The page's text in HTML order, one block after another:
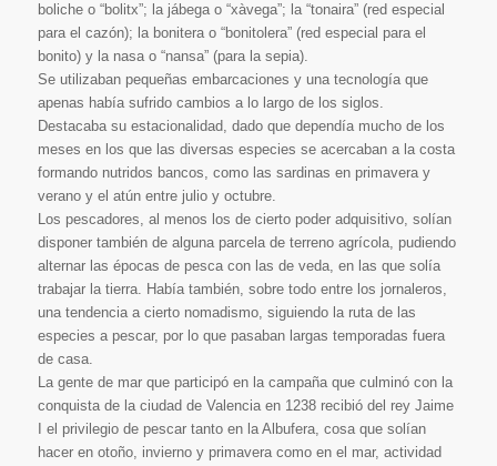
boliche o “bolitx”; la jábega o “xàvega”; la “tonaira” (red especial
para el cazón); la bonitera o “bonitolera” (red especial para el
bonito) y la nasa o “nansa” (para la sepia).
Se utilizaban pequeñas embarcaciones y una tecnología que
apenas había sufrido cambios a lo largo de los siglos.
Destacaba su estacionalidad, dado que dependía mucho de los
meses en los que las diversas especies se acercaban a la costa
formando nutridos bancos, como las sardinas en primavera y
verano y el atún entre julio y octubre.
Los pescadores, al menos los de cierto poder adquisitivo, solían
disponer también de alguna parcela de terreno agrícola, pudiendo
alternar las épocas de pesca con las de veda, en las que solía
trabajar la tierra. Había también, sobre todo entre los jornaleros,
una tendencia a cierto nomadismo, siguiendo la ruta de las
especies a pescar, por lo que pasaban largas temporadas fuera
de casa.
La gente de mar que participó en la campaña que culminó con la
conquista de la ciudad de Valencia en 1238 recibió del rey Jaime
I el privilegio de pescar tanto en la Albufera, cosa que solían
hacer en otoño, invierno y primavera como en el mar, actividad